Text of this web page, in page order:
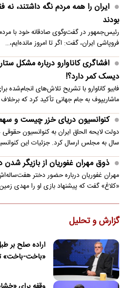
اسامی ۳ خرید جدید
دیگر
باشگاه پرسپولیس در فاصله یک هفته تا شروع
را بررسی می‌کند.
عصبانیت شریعتمداری از تفاهم با
یعنی نجات آمریکا
مدیرمسئول روزنامه کیهان، با انتقاد از
تفاهم ایران و عمان، این اقدام را به سود
قیمت دینار عراق امروز پنجشنبه ۱۵ مرداد ۱۴۰۵
قیمت دینار عراق با رشد ۲.۵ درصدی در یک هفته اخیر، به ۱۳۲.۱ تومان رسید
حضور غیرمنتظره چند کاپی‌بارا در ساختمان
کارکنان این مجموعه را غافلگیر کرد.
توافقی در مورد تنگه هرمز در
توافقی که ترامپ بخواهد
داشت که احتمال دستیابی به توافق تا روز جمعه
برخورد قطعه ۴ تنی از موشک اسپیس ایکس به ماه
یک قطعه ۴ تنی از موشک اسپیس ایکس به طور غیر عمد به ماه برخورد کرد.